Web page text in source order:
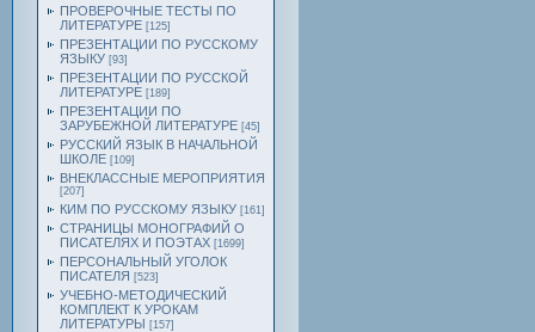
ПРОВЕРОЧНЫЕ ТЕСТЫ ПО
ЛИТЕРАТУРЕ [125]
ПРЕЗЕНТАЦИИ ПО РУССКОМУ
ЯЗЫКУ [93]
ПРЕЗЕНТАЦИИ ПО РУССКОЙ
ЛИТЕРАТУРЕ [189]
ПРЕЗЕНТАЦИИ ПО
ЗАРУБЕЖНОЙ ЛИТЕРАТУРЕ [45]
РУССКИЙ ЯЗЫК В НАЧАЛЬНОЙ
ШКОЛЕ [109]
ВНЕКЛАССНЫЕ МЕРОПРИЯТИЯ
[207]
КИМ ПО РУССКОМУ ЯЗЫКУ [161]
СТРАНИЦЫ МОНОГРАФИЙ О
ПИСАТЕЛЯХ И ПОЭТАХ [1699]
ПЕРСОНАЛЬНЫЙ УГОЛОК
ПИСАТЕЛЯ [523]
УЧЕБНО-МЕТОДИЧЕСКИЙ
КОМПЛЕКТ К УРОКАМ
ЛИТЕРАТУРЫ [157]